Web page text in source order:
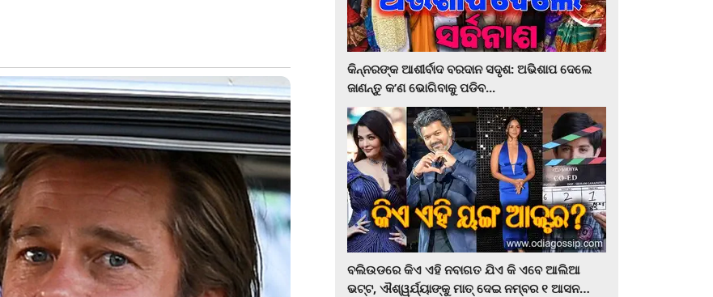
କିନ୍ନରଙ୍କ ଆଶୀର୍ବାଦ ବରଦାନ ସଦୃଶ: ଅଭିଶାପ ଦେଲେ
ଜାଣନ୍ତୁ କ’ଣ ଭୋଗିବାକୁ ପଡିବ...
ବଲିଉଡରେ କିଏ ଏହି ନବାଗତ ଯିଏ କି ଏବେ ଆଲିଆ
ଭଟ୍ଟ, ଐଶ୍ୱର୍ଯ୍ୟାଙ୍କୁ ମାତ୍‌ ଦେଇ ନମ୍ବର ୧ ଆସନ